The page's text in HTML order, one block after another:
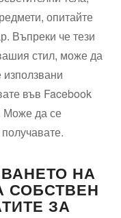
опитайте
Въпреки че тези
стил, може да
във Facebook
Може да се
НА
СОБСТВЕН
ЗА